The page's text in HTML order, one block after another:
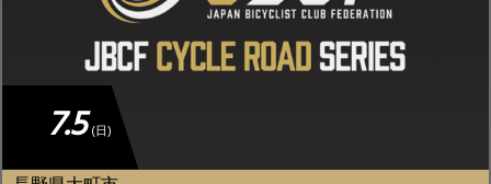
JBCF ROAD SERIESとは
7.5 (日)